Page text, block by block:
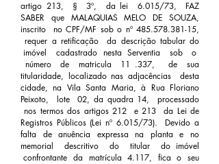
artigo 213, § 3º, da lei 6.015/73, FAZ
SABER que MALAQUIAS MELO DE SOUZA,
inscrito no CPF/MF sob o nº 485.578.381-15,
requer a retificação da descrição tabular do
imóvel cadastrado nesta Serventia sob o
número de matricula 11 .337, de sua
titularidade, localizado nas adjacências desta
cidade, na Vila Santa Maria, à Rua Floriano
Peixoto, lote 02, da quadra 14, processado
nos termos dos artigos 212 e 213 da Lei de
Registros Públicos (Lei nº 6.015/73). Devido a
falta de anuência expressa na planta e no
memorial descritivo do titular do imóvel
confrontante da matrícula 4.117, fica o seu